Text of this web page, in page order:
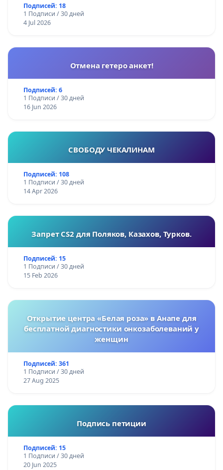
Подписей: 18
1 Подписи / 30 дней
4 Jul 2026
Отмена гетеро анкет!
Подписей: 6
1 Подписи / 30 дней
16 Jun 2026
СВОБОДУ ЧЕКАЛИНАМ
Подписей: 108
1 Подписи / 30 дней
14 Apr 2026
Запрет CS2 для Поляков, Казахов, Турков.
Подписей: 15
1 Подписи / 30 дней
15 Feb 2026
Открытие центра «Белая роза» в Анапе для
бесплатной диагностики онкозаболеваний у
женщин
Подписей: 361
1 Подписи / 30 дней
27 Aug 2025
Подпись петиции
Подписей: 15
1 Подписи / 30 дней
20 Jun 2025